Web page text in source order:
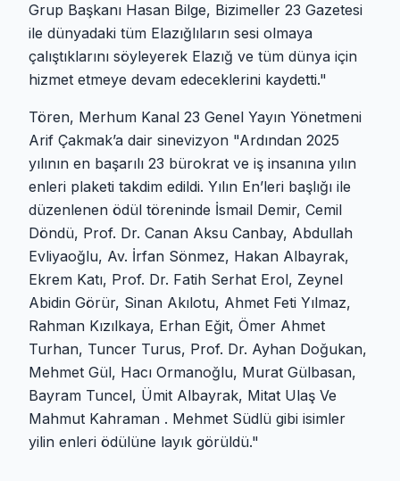
Grup Başkanı Hasan Bilge, Bizimeller 23 Gazetesi
ile dünyadaki tüm Elazığlıların sesi olmaya
çalıştıklarını söyleyerek Elazığ ve tüm dünya için
hizmet etmeye devam edeceklerini kaydetti."
Tören, Merhum Kanal 23 Genel Yayın Yönetmeni
Arif Çakmak’a dair sinevizyon "Ardından 2025
yılının en başarılı 23 bürokrat ve iş insanına yılın
enleri plaketi takdim edildi. Yılın En’leri başlığı ile
düzenlenen ödül töreninde İsmail Demir, Cemil
Döndü, Prof. Dr. Canan Aksu Canbay, Abdullah
Evliyaoğlu, Av. İrfan Sönmez, Hakan Albayrak,
Ekrem Katı, Prof. Dr. Fatih Serhat Erol, Zeynel
Abidin Görür, Sinan Akılotu, Ahmet Feti Yılmaz,
Rahman Kızılkaya, Erhan Eğit, Ömer Ahmet
Turhan, Tuncer Turus, Prof. Dr. Ayhan Doğukan,
Mehmet Gül, Hacı Ormanoğlu, Murat Gülbasan,
Bayram Tuncel, Ümit Albayrak, Mitat Ulaş Ve
Mahmut Kahraman . Mehmet Südlü gibi isimler
yilin enleri ödülüne layık görüldü."